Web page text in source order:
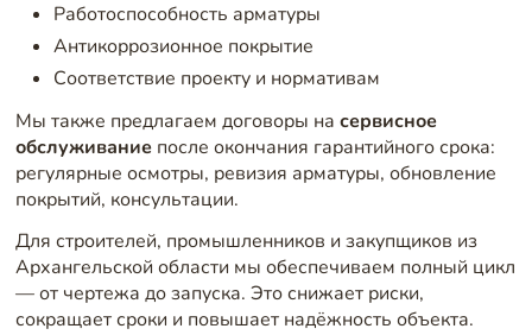
Работоспособность арматуры
Антикоррозионное покрытие
Соответствие проекту и нормативам
Мы также предлагаем договоры на сервисное
обслуживаниепосле окончания гарантийного срока:
регулярные осмотры, ревизия арматуры, обновление
покрытий, консультации.
Для строителей, промышленников и закупщиков из
Архангельской области мы обеспечиваем полный цикл
— от чертежа до запуска. Это снижает риски,
сокращает сроки и повышает надёжность объекта.